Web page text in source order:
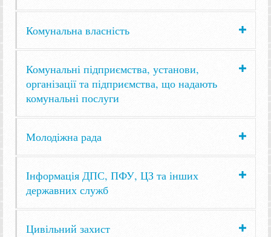
Комунальна власність
Комунальні підприємства, установи,
організації та підприємства, що надають
комунальні послуги
Молодіжна рада
Інформація ДПС, ПФУ, ЦЗ та інших
державних служб
Цивільний захист